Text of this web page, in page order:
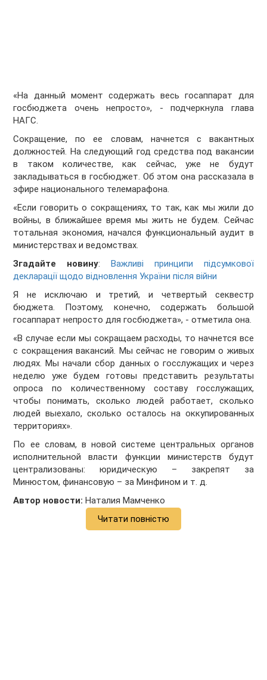
«На данный момент содержать весь госаппарат для
госбюджета очень непросто», - подчеркнула глава
НАГС.
Сокращение, по ее словам, начнется с вакантных
должностей. На следующий год средства под вакансии
в таком количестве, как сейчас, уже не будут
закладываться в госбюджет. Об этом она рассказала в
эфире национального телемарафона.
«Если говорить о сокращениях, то так, как мы жили до
войны, в ближайшее время мы жить не будем. Сейчас
тотальная экономия, начался функциональный аудит в
министерствах и ведомствах.
Згадайте новину: Важливі принципи підсумкової
декларації щодо відновлення України після війни
Я не исключаю и третий, и четвертый секвестр
бюджета. Поэтому, конечно, содержать большой
госаппарат непросто для госбюджета», - отметила она.
«В случае если мы сокращаем расходы, то начнется все
с сокращения вакансий. Мы сейчас не говорим о живых
людях. Мы начали сбор данных о госслужащих и через
неделю уже будем готовы представить результаты
опроса по количественному составу госслужащих,
чтобы понимать, сколько людей работает, сколько
людей выехало, сколько осталось на оккупированных
территориях».
По ее словам, в новой системе центральных органов
исполнительной власти функции министерств будут
централизованы: юридическую – закрепят за
Минюстом, финансовую – за Минфином и т. д.
Автор новости: Наталия Мамченко
Читати повністю